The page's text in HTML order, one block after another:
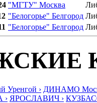
"МГТУ" Москва
"Белогорье" Белгород
"Белогорье" Белгород
› ДИНАМО
› ЯРОСЛАВИЧ ›